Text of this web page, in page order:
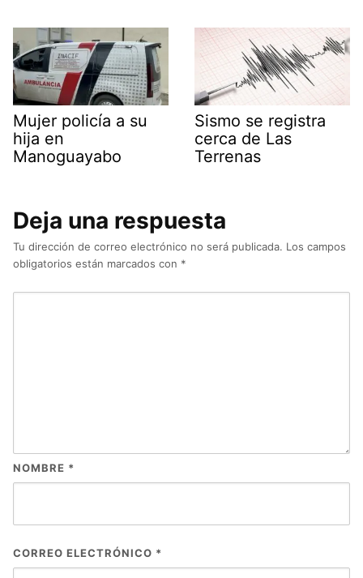
Mujer policía a su
hija en
Manoguayabo
Sismo se registra
cerca de Las
Terrenas
Deja una respuesta
Tu dirección de correo electrónico no será publicada. Los campos
obligatorios están marcados con *
NOMBRE *
CORREO ELECTRÓNICO *